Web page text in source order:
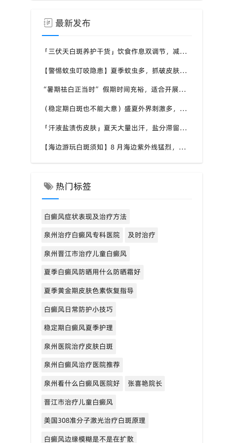
最新发布
「三伏天白斑养护干货」饮食作息双调节，减少白斑加重诱因，福建泉州中科白癜风医院为福建白斑群体科普实用知识
【警惕蚊虫叮咬隐患】夏季蚊虫多，抓破皮肤易触发同形反应，福建泉州中科白癜风医院提醒白癜风患者做好防蚊护理
“暑期祛白正当时” 假期时间充裕，适合开展白斑系统干预，福建泉州中科白癜风医院分型分期定制白斑康复方案
（稳定期白斑也不能大意）盛夏外界刺激多，忽视防护也会复发，福建泉州中科白癜风医院分享白癜风夏季维持护理知识
「汗液盐渍伤皮肤」夏天大量出汗，盐分滞留刺激白斑患处，福建泉州中科白癜风医院讲解白癜风患者夏日皮肤清洁要点
【海边游玩白斑须知】8 月海边紫外线猛烈，白斑部位缺少黑色素保护，福建泉州中科白癜风医院科普出游白斑防护方案
热门标签
白癜风症状表现及治疗方法
泉州治疗白癜风专科医院
及时治疗
泉州晋江市治疗儿童白癜风
夏季白癜风防晒用什么防晒霜好
夏季黄金期皮肤色素恢复指导
白癜风日常防护小技巧
稳定期白癜风夏季护理
泉州医院治疗皮肤白斑
泉州白癜风治疗医院推荐
泉州看什么白癜风医院好
张喜艳院长
晋江市治疗儿童白癜风
美国308准分子激光治疗白斑原理
白癜风边缘模糊是不是在扩散